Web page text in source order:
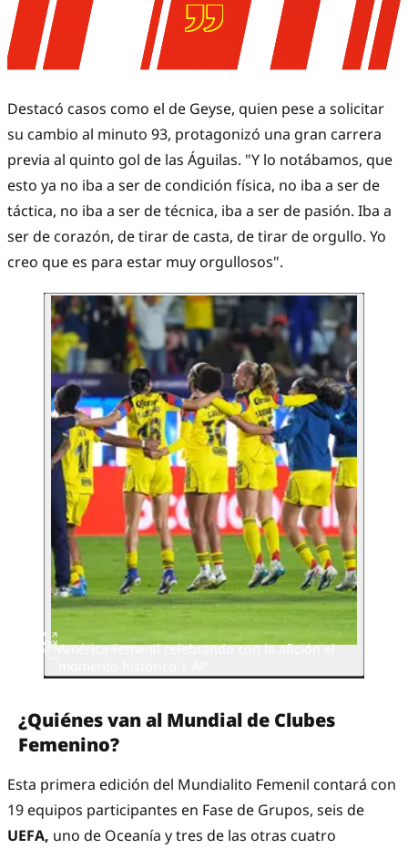
Destacó casos como el de Geyse, quien pese a solicitar
su cambio al minuto 93, protagonizó una gran carrera
previa al quinto gol de las Águilas. "Y lo notábamos, que
esto ya no iba a ser de condición física, no iba a ser de
táctica, no iba a ser de técnica, iba a ser de pasión. Iba a
ser de corazón, de tirar de casta, de tirar de orgullo. Yo
creo que es para estar muy orgullosos".
América Femenil celebrando con la afición el
¿Quiénes van al Mundial de Clubes
Femenino?
Esta primera edición del Mundialito Femenil contará con
19 equipos participantes en Fase de Grupos, seis de
UEFA, uno de Oceanía y tres de las otras cuatro